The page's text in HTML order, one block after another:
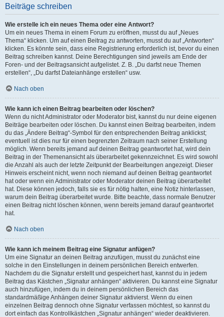
Beiträge schreiben
Wie erstelle ich ein neues Thema oder eine Antwort?
Um ein neues Thema in einem Forum zu eröffnen, musst du auf „Neues
Thema“ klicken. Um auf einen Beitrag zu antworten, musst du auf „Antworten“
klicken. Es könnte sein, dass eine Registrierung erforderlich ist, bevor du einen
Beitrag schreiben kannst. Deine Berechtigungen sind jeweils am Ende der
Foren- und der Beitragsansicht aufgelistet. Z. B. „Du darfst neue Themen
erstellen“, „Du darfst Dateianhänge erstellen“ usw.
Nach oben
Wie kann ich einen Beitrag bearbeiten oder löschen?
Wenn du nicht Administrator oder Moderator bist, kannst du nur deine eigenen
Beiträge bearbeiten oder löschen. Du kannst einen Beitrag bearbeiten, indem
du das „Ändere Beitrag“-Symbol für den entsprechenden Beitrag anklickst;
eventuell ist dies nur für einen begrenzten Zeitraum nach seiner Erstellung
möglich. Wenn bereits jemand auf deinen Beitrag geantwortet hat, wird dein
Beitrag in der Themenansicht als überarbeitet gekennzeichnet. Es wird sowohl
die Anzahl als auch der letzte Zeitpunkt der Bearbeitungen angezeigt. Dieser
Hinweis erscheint nicht, wenn noch niemand auf deinen Beitrag geantwortet
hat oder wenn ein Administrator oder Moderator deinen Beitrag überarbeitet
hat. Diese können jedoch, falls sie es für nötig halten, eine Notiz hinterlassen,
warum dein Beitrag überarbeitet wurde. Bitte beachte, dass normale Benutzer
einen Beitrag nicht löschen können, wenn bereits jemand darauf geantwortet
hat.
Nach oben
Wie kann ich meinem Beitrag eine Signatur anfügen?
Um eine Signatur an deinen Beitrag anzufügen, musst du zunächst eine
solche in den Einstellungen in deinem persönlichen Bereich entwerfen.
Nachdem du die Signatur erstellt und gespeichert hast, kannst du in jedem
Beitrag das Kästchen „Signatur anhängen“ aktivieren. Du kannst eine Signatur
auch hinzufügen, indem du in deinem persönlichen Bereich das
standardmäßige Anhängen deiner Signatur aktivierst. Wenn du einen
einzelnen Beitrag dennoch ohne Signatur verfassen möchtest, so kannst du
dort einfach das Kontrollkästchen „Signatur anhängen“ wieder deaktivieren.